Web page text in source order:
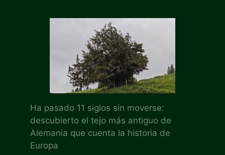
Ha pasado 11 siglos sin moverse:
descubierto el tejo más antiguo de
Alemania que cuenta la historia de
Europa